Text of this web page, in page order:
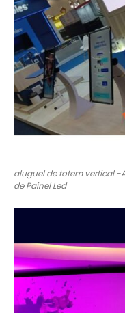
aluguel de totem vertical -
de Painel Led